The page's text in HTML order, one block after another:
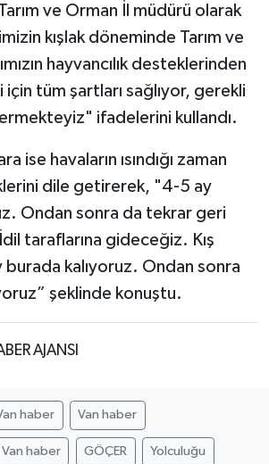
ve Orman İl müdürü olarak
kışlak döneminde Tarım ve
hayvancılık desteklerinden
tüm şartları sağlıyor, gerekli
ifadelerini kullandı.
ise havaların ısındığı zaman
dile getirerek, "4-5 ay
Ondan sonra da tekrar geri
taraflarına gideceğiz. Kış
burada kalıyoruz. Ondan sonra
şeklinde konuştu.
AJANSI
haber Van haber
Van haber GÖÇER Yolculuğu